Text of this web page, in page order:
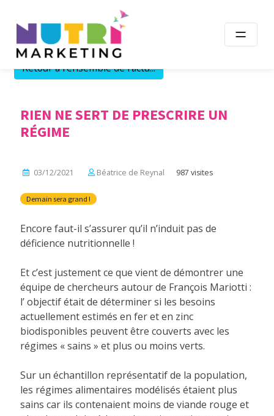
Retour à l'ensemble de l'actu...
RIEN NE SERT DE PRESCRIRE UN
RÉGIME
03/12/2021 Béatrice de Reynal 987 visites
Demain sera grand !
Encore faut-il s’assurer qu’il n’induit pas de
déficience nutritionnelle !
Et c’est justement ce que vient de démontrer une
équipe de chercheurs autour de François Mariotti :
l’ objectif était de déterminer si les besoins
actuellement estimés en fer et en zinc
biodisponibles peuvent être couverts avec les
régimes « sains » et plus ou moins verts.
Sur un échantillon représentatif de la population,
les régimes alimentaires modélisés étaient plus
sains car ils contenaient moins de viande rouge et